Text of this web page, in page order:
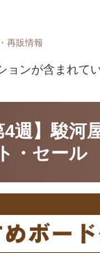
再販情報
ンが含まれてい
4週】駿
・セール